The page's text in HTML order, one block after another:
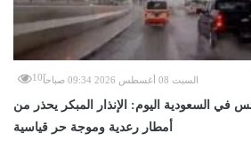
السبت 08 أغسطس 2026 09:34 صباحاً 10
في السعودية اليوم: الإنذار المبكر يحذر من
أمطار رعدية وموجة حر قياسية